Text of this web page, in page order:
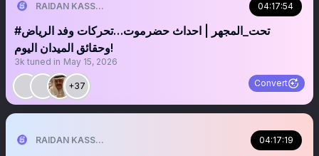
04:17:54
وحقائق الميدان اليوم!
3k tuned in May 15, 2026
+37 Convert
04:17:19